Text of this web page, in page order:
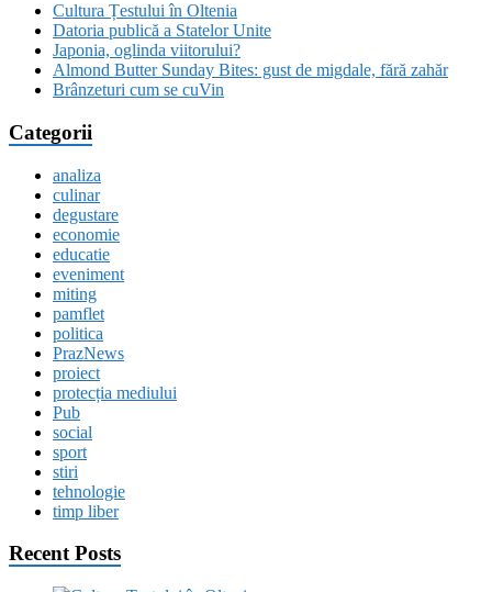
Cultura Țestului în Oltenia
Datoria publică a Statelor Unite
Japonia, oglinda viitorului?
Almond Butter Sunday Bites: gust de migdale, fără zahăr
Brânzeturi cum se cuVin
Categorii
analiza
culinar
degustare
economie
educatie
eveniment
miting
pamflet
politica
PrazNews
proiect
protecția mediului
Pub
social
sport
stiri
tehnologie
timp liber
Recent Posts